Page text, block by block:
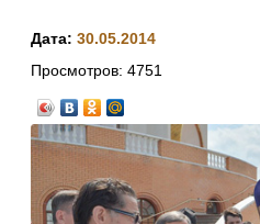
Дата: 30.05.2014
Просмотров: 4751